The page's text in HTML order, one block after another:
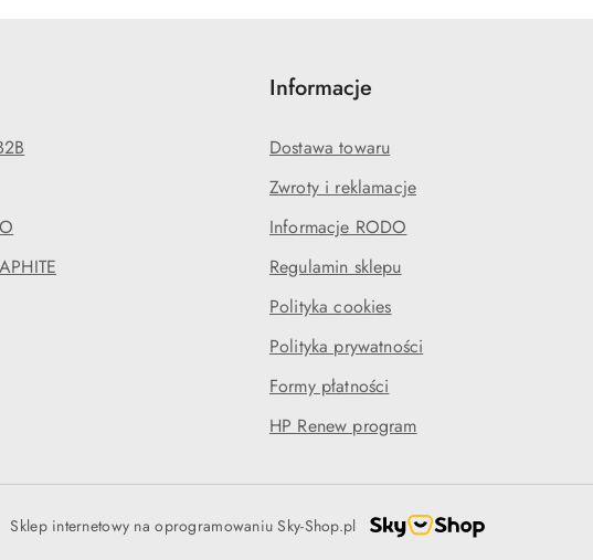
Informacje
Dostawa towaru
Zwroty i reklamacje
Informacje RODO
Regulamin sklepu
Polityka cookies
Polityka prywatności
Formy płatności
HP Renew program
Sklep internetowy na oprogramowaniu Sky-Shop.pl